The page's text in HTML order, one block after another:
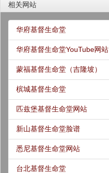
相关网站
华府基督生命堂
华府基督生命堂YouTube网站
蒙福基督生命堂（吉隆坡）
槟城基督生命堂
匹兹堡基督生命堂网站
新山基督生命堂脸谱
悉尼基督生命堂网站
台北基督生命堂